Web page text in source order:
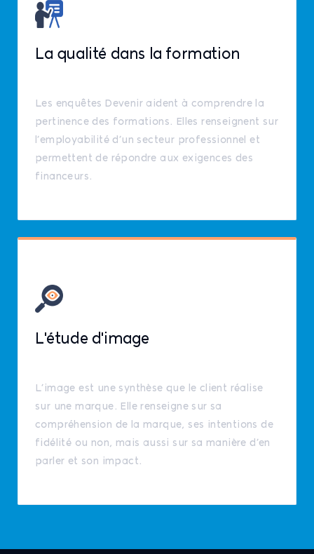
La qualité dans la formation
Les enquêtes Devenir aident à comprendre la
pertinence des formations. Elles renseignent sur
l’employabilité d’un secteur professionnel et
permettent de répondre aux exigences des
financeurs.
L'étude d'image
L’image est une synthèse que le client réalise
sur une marque. Elle renseigne sur sa
compréhension de la marque, ses intentions de
fidélité ou non, mais aussi sur sa manière d’en
parler et son impact.